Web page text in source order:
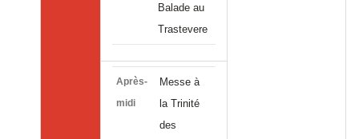
Balade au
Trastevere
Après-
midi
Messe à
la Trinité
des